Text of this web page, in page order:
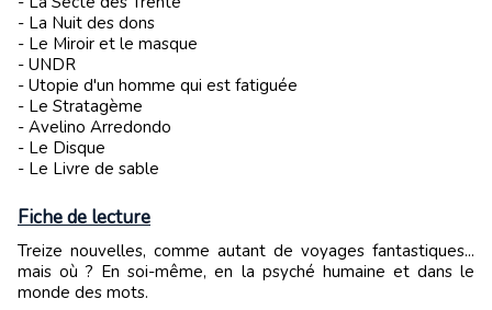
- La Nuit des dons
- Le Miroir et le masque
- UNDR
- Utopie d'un homme qui est fatiguée
- Le Stratagème
- Avelino Arredondo
- Le Disque
- Le Livre de sable
Fiche de lecture
Treize nouvelles, comme autant de voyages fantastiques...
mais où ? En soi-même, en la psyché humaine et dans le
monde des mots.